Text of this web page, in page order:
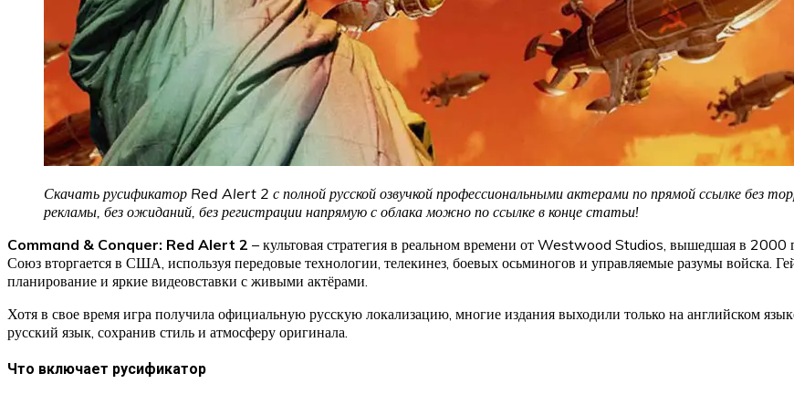
Скачать русификатор Red Alert 2 с полной русской озвучкой профессиональными актерами по прямой ссылке без
рекламы, без ожиданий, без регистрации напрямую с облака можно по ссылке в конце статьи!
Command & Conquer: Red Alert 2 – культовая стратегия в реальном времени от Westwood Studios, вышедшая в 2000
Союз вторгается в США, используя передовые технологии, телекинез, боевых осьминогов и управляемые разумы войска.
планирование и яркие видеовставки с живыми актёрами.
Хотя в свое время игра получила официальную русскую локализацию, многие издания выходили только на английском
русский язык, сохранив стиль и атмосферу оригинала.
Что включает русификатор